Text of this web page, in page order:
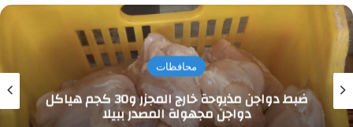
محافظات
ضبط دواجن مذبوحة خارج المجزر و30 كجم هياكل
دواجن مجهولة المصدر ببيلا